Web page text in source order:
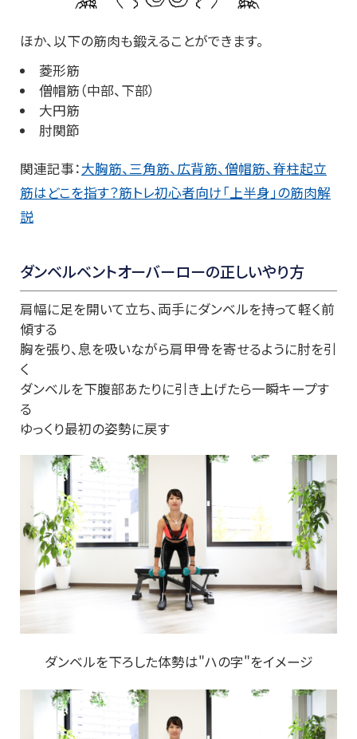
ほか、以下の筋肉も鍛えることができます。
菱形筋
僧帽筋（中部、下部）
大円筋
肘関節
関連記事：大胸筋、三角筋、広背筋、僧帽筋、脊柱起立
筋はどこを指す？筋トレ初心者向け「上半身」の筋肉解
説
ダンベルベントオーバーローの正しいやり方
肩幅に足を開いて立ち、両手にダンベルを持って軽く前
傾する
胸を張り、息を吸いながら肩甲骨を寄せるように肘を引
く
ダンベルを下腹部あたりに引き上げたら一瞬キープす
る
ゆっくり最初の姿勢に戻す
ダンベルを下ろした体勢は"ハの字"をイメージ